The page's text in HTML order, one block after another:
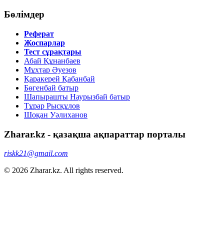
Бөлімдер
Реферат
Жоспарлар
Тест сұрақтары
Абай Құнанбаев
Мұхтар Әуезов
Қаракерей Қабанбай
Бөгенбай батыр
Шапырашты Наурызбай батыр
Тұрар Рысқұлов
Шоқан Уәлиханов
Zharar.kz - қазақша ақпараттар порталы
riskk21@gmail.com
© 2026 Zharar.kz. All rights reserved.